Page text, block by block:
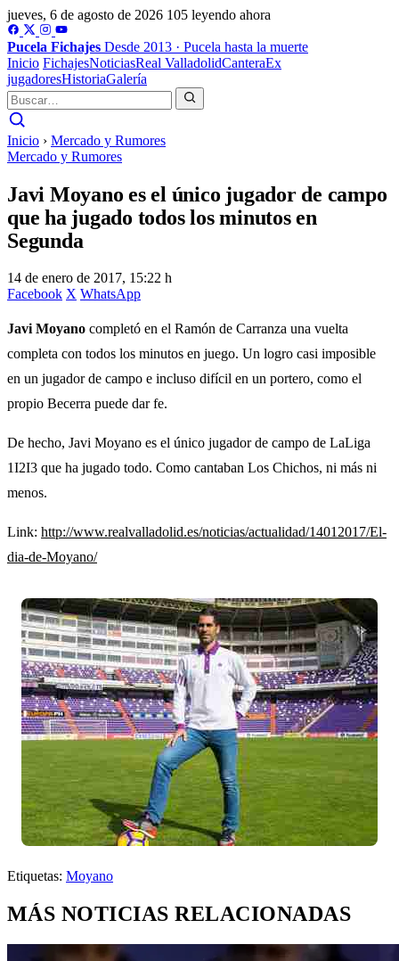
jueves, 6 de agosto de 2026 105 leyendo ahora
Pucela Fichajes Desde 2013 · Pucela hasta la muerte
Inicio FichajesNoticiasReal ValladolidCanteraEx
jugadoresHistoriaGalería
Inicio › Mercado y Rumores
Mercado y Rumores
Javi Moyano es el único jugador de campo
que ha jugado todos los minutos en
Segunda
14 de enero de 2017, 15:22 h
Facebook X WhatsApp
Javi Moyano completó en el Ramón de Carranza una vuelta
completa con todos los minutos en juego. Un logro casi imposible
en un jugador de campo e incluso difícil en un portero, como el
propio Becerra puede dar fe.
De hecho, Javi Moyano es el único jugador de campo de LaLiga
1I2I3 que ha jugado todo. Como cantaban Los Chichos, ni más ni
menos.
Link: http://www.realvalladolid.es/noticias/actualidad/14012017/El-
dia-de-Moyano/
Etiquetas: Moyano
MÁS NOTICIAS RELACIONADAS